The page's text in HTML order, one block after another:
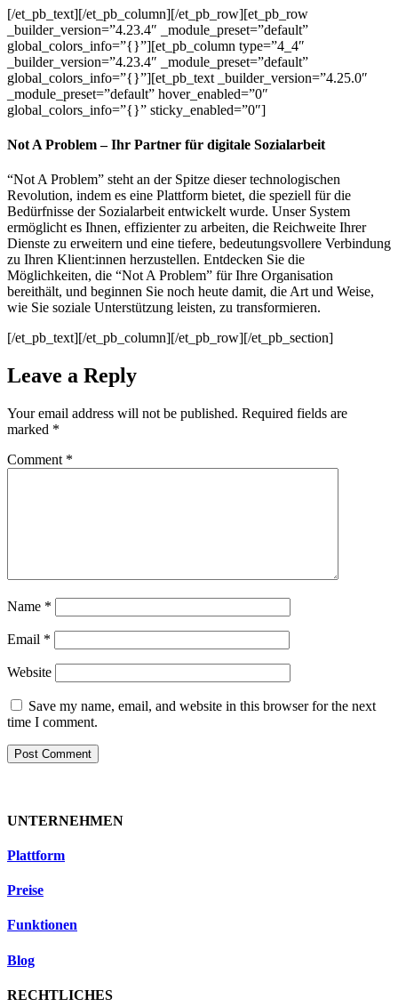
[/et_pb_text][/et_pb_column][/et_pb_row][et_pb_row
_builder_version=”4.23.4″ _module_preset=”default”
global_colors_info=”{}”][et_pb_column type=”4_4″
_builder_version=”4.23.4″ _module_preset=”default”
global_colors_info=”{}”][et_pb_text _builder_version=”4.25.0″
_module_preset=”default” hover_enabled=”0″
global_colors_info=”{}” sticky_enabled=”0″]
Not A Problem – Ihr Partner für digitale Sozialarbeit
“Not A Problem” steht an der Spitze dieser technologischen
Revolution, indem es eine Plattform bietet, die speziell für die
Bedürfnisse der Sozialarbeit entwickelt wurde. Unser System
ermöglicht es Ihnen, effizienter zu arbeiten, die Reichweite Ihrer
Dienste zu erweitern und eine tiefere, bedeutungsvollere Verbindung
zu Ihren Klient:innen herzustellen. Entdecken Sie die
Möglichkeiten, die “Not A Problem” für Ihre Organisation
bereithält, und beginnen Sie noch heute damit, die Art und Weise,
wie Sie soziale Unterstützung leisten, zu transformieren.
[/et_pb_text][/et_pb_column][/et_pb_row][/et_pb_section]
Leave a Reply
Your email address will not be published. Required fields are
marked *
Comment *
Name *
Email *
Website
Save my name, email, and website in this browser for the next
time I comment.
UNTERNEHMEN
Plattform
Preise
Funktionen
Blog
RECHTLICHES